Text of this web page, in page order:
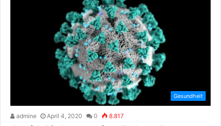
Gesundheit
admine April 4, 2020 0 8.817